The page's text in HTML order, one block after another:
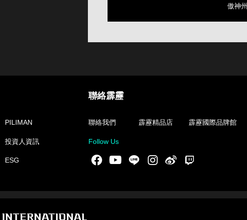
傲神州
PILIMAN
投資人資訊
ESG
聯絡霹靂
聯絡我們 霹靂精品店 霹靂國際品牌館
Follow Us
Facebook
YoutubeLINE Instgram新浪微博
INTERNATIONAL MULTIMEDIA